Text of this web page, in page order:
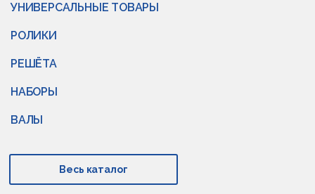
УНИВЕРСАЛЬНЫЕ ТОВАРЫ
РОЛИКИ
РЕШЁТА
НАБОРЫ
ВАЛЫ
Весь каталог